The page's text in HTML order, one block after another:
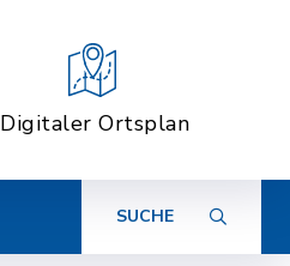
Digitaler Ortsplan
SUCHE